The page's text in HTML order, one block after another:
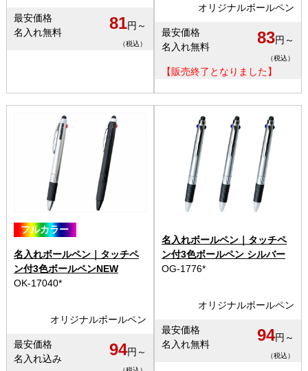
最安価格
名入れ無料
81円～
（税込）
オリジナルボールペン
最安価格
名入れ無料
83円～
（税込）
【販売終了となりました】
フルカラー
名入れボールペン｜タッチペ
ン付3色ボールペンNEW
OK-17040*
オリジナルボールペン
最安価格
名入れ込み
94円～
名入れボールペン｜タッチペ
ン付3色ボールペン シルバー
OG-1776*
オリジナルボールペン
最安価格
名入れ無料
94円～
（税込）